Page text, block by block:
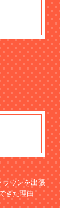
ラウンを出張
きた理由